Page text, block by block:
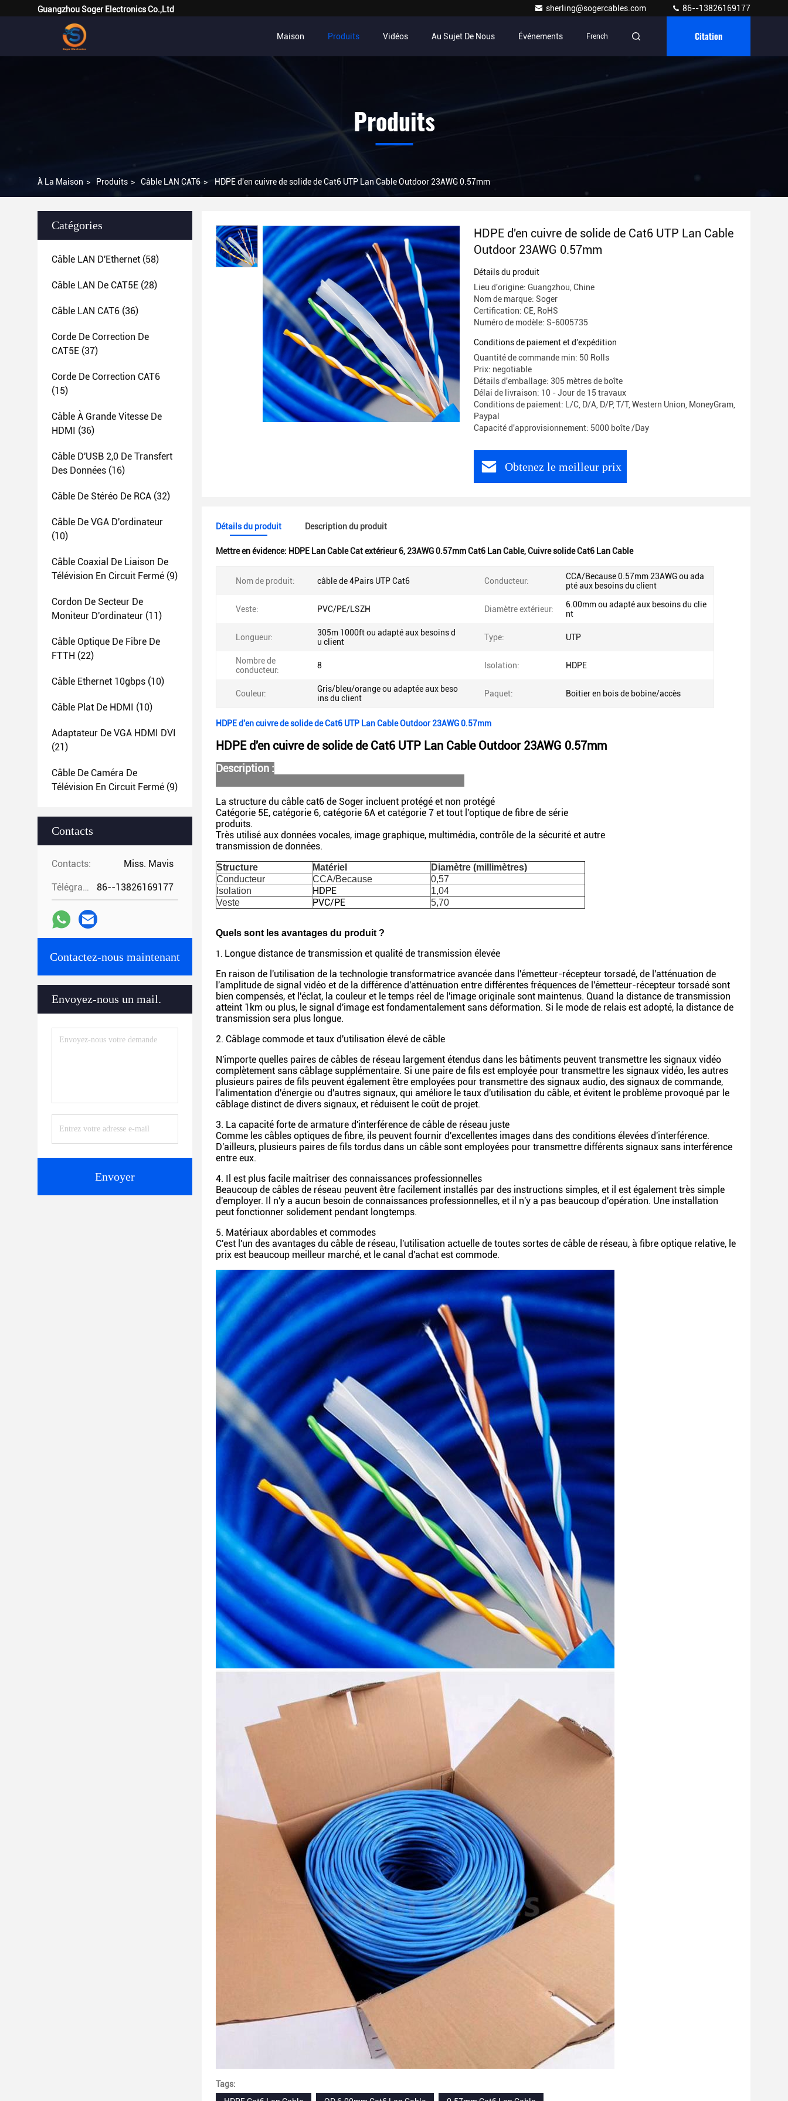
Guangzhou Soger Electronics Co.,Ltd sherling@sogercables.com 86--13826169177
Maison Produits Vidéos Au Sujet De Nous Événements French Citation
Produits
À La Maison > Produits > Câble LAN CAT6 > HDPE d'en cuivre de solide de Cat6 UTP Lan Cable Outdoor 23AWG 0.57mm
Catégories
Câble LAN D'Ethernet (58)
Câble LAN De CAT5E (28)
Câble LAN CAT6 (36)
Corde De Correction De
CAT5E (37)
Corde De Correction CAT6
(15)
Câble À Grande Vitesse De
HDMI (36)
Câble D'USB 2,0 De Transfert
Des Données (16)
Câble De Stéréo De RCA (32)
Câble De VGA D'ordinateur
(10)
Câble Coaxial De Liaison De
Télévision En Circuit Fermé (9)
Cordon De Secteur De
Moniteur D'ordinateur (11)
Câble Optique De Fibre De
FTTH (22)
Câble Ethernet 10gbps (10)
Câble Plat De HDMI (10)
Adaptateur De VGA HDMI DVI
(21)
Câble De Caméra De
Télévision En Circuit Fermé (9)
Contacts
Contacts: Miss. Mavis
Télégramme: 86--13826169177
Contactez-nous maintenant
Envoyez-nous un mail.
Envoyer
HDPE d'en cuivre de solide de Cat6 UTP Lan Cable
Outdoor 23AWG 0.57mm
Détails du produit
Lieu d'origine: Guangzhou, Chine
Nom de marque: Soger
Certification: CE, RoHS
Numéro de modèle: S-6005735
Conditions de paiement et d'expédition
Quantité de commande min: 50 Rolls
Prix: negotiable
Détails d'emballage: 305 mètres de boîte
Délai de livraison: 10 - Jour de 15 travaux
Conditions de paiement: L/C, D/A, D/P, T/T, Western Union, MoneyGram,
Paypal
Capacité d'approvisionnement: 5000 boîte /Day
Obtenez le meilleur prix
Détails du produit Description du produit
Mettre en évidence: HDPE Lan Cable Cat extérieur 6, 23AWG 0.57mm Cat6 Lan Cable,Cuivre solide Cat6 Lan Cable
Nom de produit: câble de 4Pairs UTP Cat6 Conducteur:
CCA/Because 0.57mm 23AWG ou ada
pté aux besoins du client
Veste: PVC/PE/LSZH Diamètre extérieur:
6.00mm ou adapté aux besoins du clie
nt
Longueur:
305m 1000ft ou adapté aux besoins d
u client
Type: UTP
Nombre de
conducteur:
8 Isolation: HDPE
Couleur:
Gris/bleu/orange ou adaptée aux beso
ins du client
Paquet: Boitier en bois de bobine/accès
HDPE d'en cuivre de solide de Cat6 UTP Lan Cable Outdoor 23AWG 0.57mm
HDPE d'en cuivre de solide de Cat6 UTP Lan Cable Outdoor 23AWG 0.57mm
Description :
La structure du câble cat6 de Soger incluent protégé et non protégé
Catégorie 5E, catégorie 6, catégorie 6A et catégorie 7 et tout l'optique de fibre de série
produits.
Très utilisé aux données vocales, image graphique, multimédia, contrôle de la sécurité et autre
transmission de données.
Structure Matériel
Diamètre (millimètres)
Conducteur
CCA/Because
0,57
Isolation
HDPE
1,04
Veste
PVC/PE 5,70
Quels sont les avantages du produit ?
1. Longue distance de transmission et qualité de transmission élevée
En raison de l'utilisation de la technologie transformatrice avancée dans l'émetteur-récepteur torsadé, de l'atténuation de
l'amplitude de signal vidéo et de la différence d'atténuation entre différentes fréquences de l'émetteur-récepteur torsadé sont
bien compensés, et l'éclat, la couleur et le temps réel de l'image originale sont maintenus. Quand la distance de transmission
atteint 1km ou plus, le signal d'image est fondamentalement sans déformation. Si le mode de relais est adopté, la distance de
transmission sera plus longue.
2. Câblage commode et taux d'utilisation élevé de câble
N'importe quelles paires de câbles de réseau largement étendus dans les bâtiments peuvent transmettre les signaux vidéo
complètement sans câblage supplémentaire. Si une paire de fils est employée pour transmettre les signaux vidéo, les autres
plusieurs paires de fils peuvent également être employées pour transmettre des signaux audio, des signaux de commande,
l'alimentation d'énergie ou d'autres signaux, qui améliore le taux d'utilisation du câble, et évitent le problème provoqué par le
câblage distinct de divers signaux, et réduisent le coût de projet.
3. La capacité forte de armature d'interférence de câble de réseau juste
Comme les câbles optiques de fibre, ils peuvent fournir d'excellentes images dans des conditions élevées d'interférence.
D'ailleurs, plusieurs paires de fils tordus dans un câble sont employées pour transmettre différents signaux sans interférence
entre eux.
4. Il est plus facile maîtriser des connaissances professionnelles
Beaucoup de câbles de réseau peuvent être facilement installés par des instructions simples, et il est également très simple
d'employer. Il n'y a aucun besoin de connaissances professionnelles, et il n'y a pas beaucoup d'opération. Une installation
peut fonctionner solidement pendant longtemps.
5. Matériaux abordables et commodes
C'est l'un des avantages du câble de réseau, l'utilisation actuelle de toutes sortes de câble de réseau, à fibre optique relative, le
prix est beaucoup meilleur marché, et le canal d'achat est commode.
Tags: